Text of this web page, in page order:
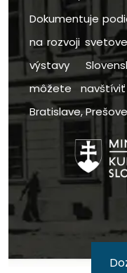
Dokumentuje
na rozvoji
výstavy
môžete
Bratislave,